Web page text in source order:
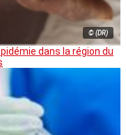
© (DR)
dans la région du